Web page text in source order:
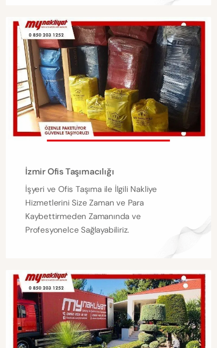
İzmir Ofis Taşımacılığı
İşyeri ve Ofis Taşıma ile İlgili Nakliye
Hizmetlerini Size Zaman ve Para
Kaybettirmeden Zamanında ve
Profesyonelce Sağlayabiliriz.